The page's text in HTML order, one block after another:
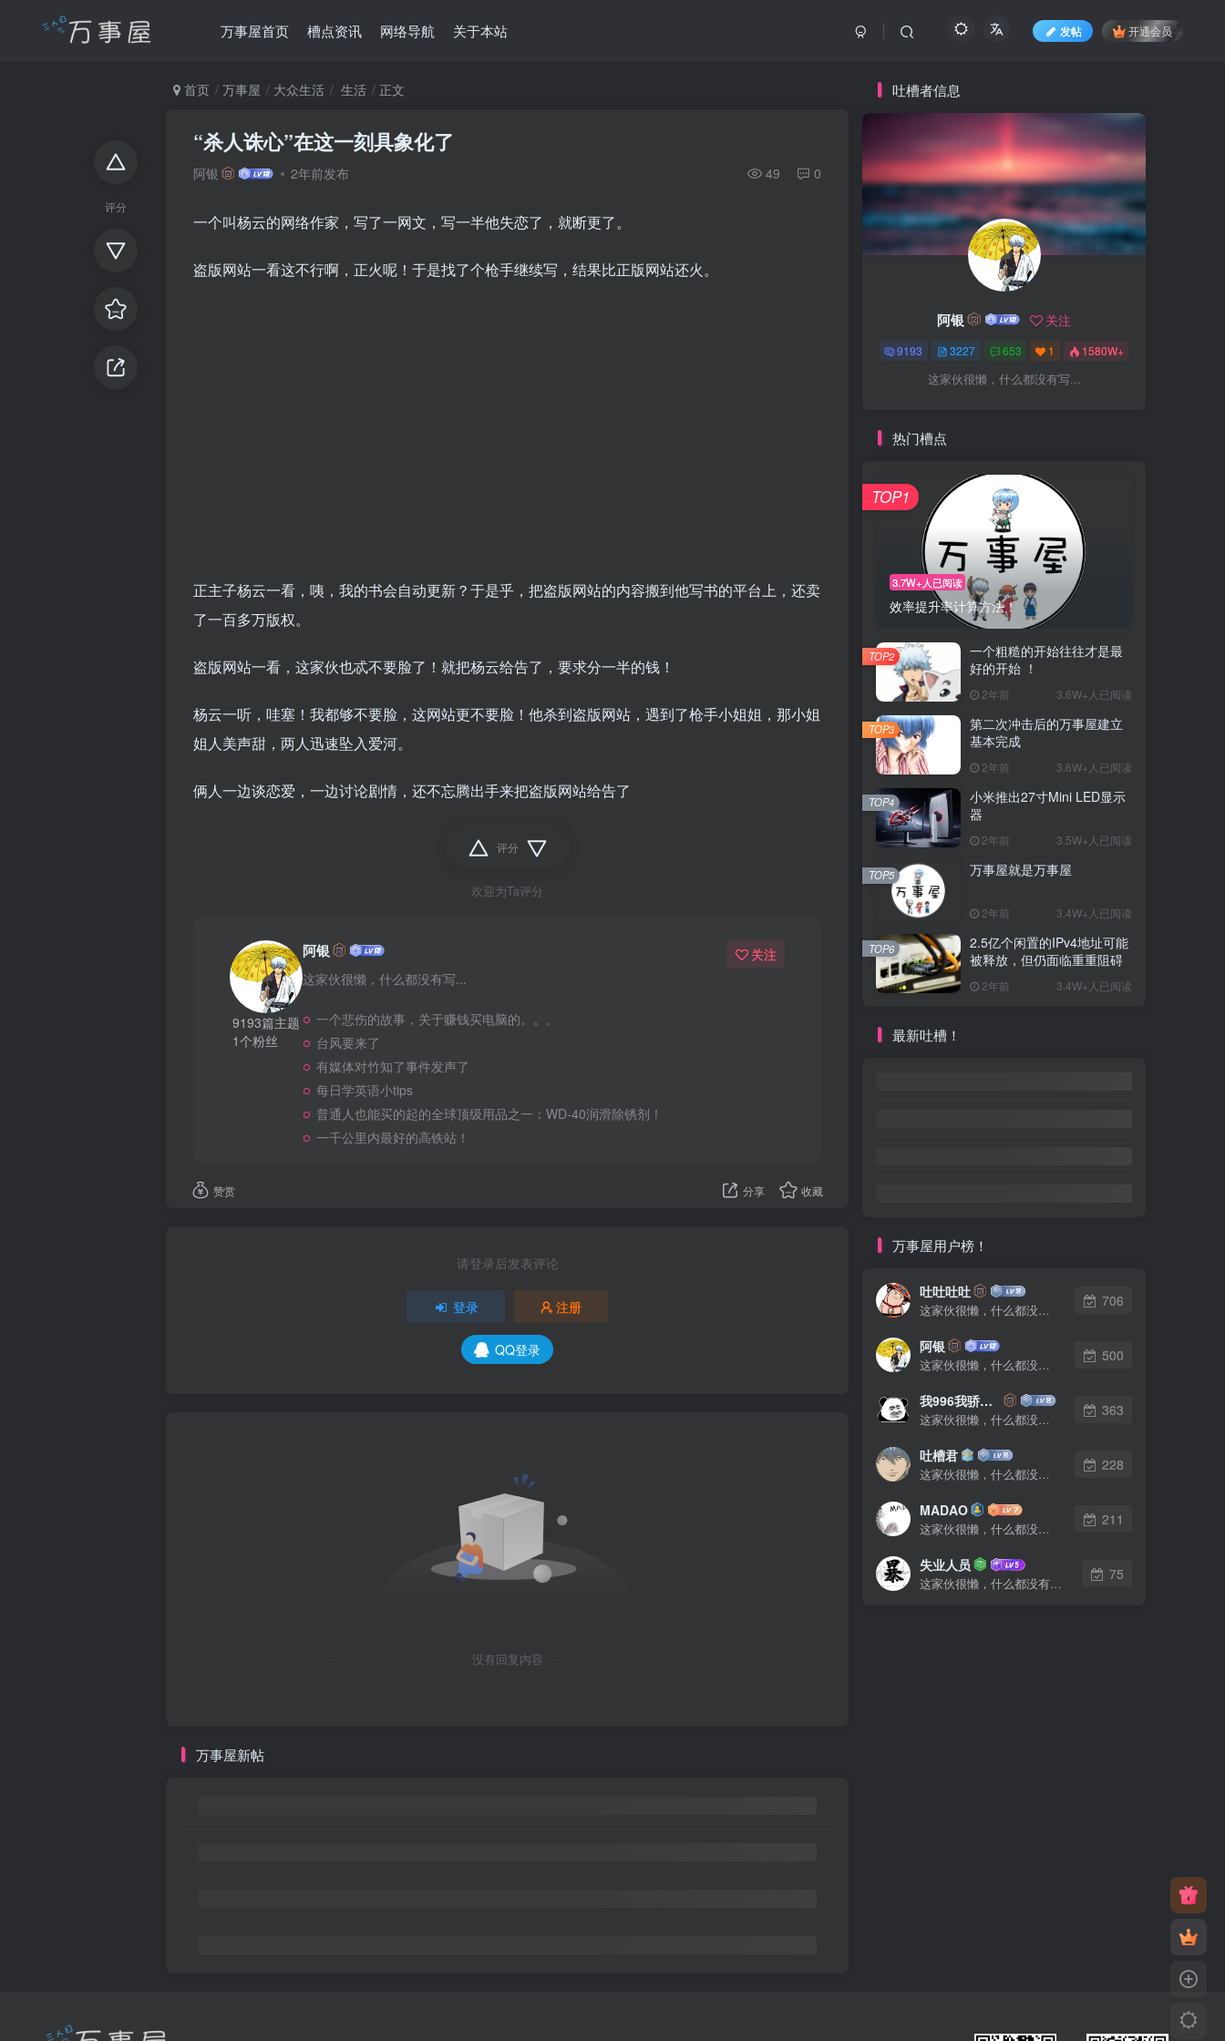
万事屋首页 槽点资讯 网络导航 关于本站 发帖 开通会员
评分
首页 万事屋 大众生活 生活 正文
“杀人诛心”在这一刻具象化了
阿银 2年前发布 49 0
一个叫杨云的网络作家，写了一网文，写一半他失恋了，就断更了。
盗版网站一看这不行啊，正火呢！于是找了个枪手继续写，结果比正版网站还火。
正主子杨云一看，咦，我的书会自动更新？于是乎，把盗版网站的内容搬到他写书的平台上，还卖
了一百多万版权。
盗版网站一看，这家伙也忒不要脸了！就把杨云给告了，要求分一半的钱！
杨云一听，哇塞！我都够不要脸，这网站更不要脸！他杀到盗版网站，遇到了枪手小姐姐，那小姐
姐人美声甜，两人迅速坠入爱河。
俩人一边谈恋爱，一边讨论剧情，还不忘腾出手来把盗版网站给告了
评分
欢迎为Ta评分
9193篇主题
1个粉丝
阿银
这家伙很懒，什么都没有写...
关注
一个悲伤的故事，关于赚钱买电脑的。。。
台风要来了
有媒体对竹知了事件发声了
每日学英语小tips
普通人也能买的起的全球顶级用品之一：WD-40润滑除锈剂！
一千公里内最好的高铁站！
赞赏 分享 收藏
请登录后发表评论
登录 注册
QQ登录
没有回复内容
万事屋新帖
吐槽者信息
阿银 关注
9193 3227 653 1 1580W+
这家伙很懒，什么都没有写...
热门槽点
3.7W+人已阅读
效率提升率计算方法！
TOP1
一个粗糙的开始往往才是最
好的开始 ！
2年前 3.6W+人已阅读
TOP2
第二次冲击后的万事屋建立
基本完成
2年前 3.6W+人已阅读
TOP3
小米推出27寸Mini LED显示
器
2年前 3.5W+人已阅读
TOP4
万事屋就是万事屋
2年前 3.4W+人已阅读
TOP5
2.5亿个闲置的IPv4地址可能
被释放，但仍面临重重阻碍
2年前 3.4W+人已阅读
TOP6
最新吐槽！
万事屋用户榜！
吐吐吐吐
这家伙很懒，什么都没有写...
706
阿银
这家伙很懒，什么都没有写...
500
我996我骄傲了么
这家伙很懒，什么都没有写...
363
吐槽君
这家伙很懒，什么都没有写...
228
MADAO
这家伙很懒，什么都没有写...
211
失业人员
这家伙很懒，什么都没有写...
75